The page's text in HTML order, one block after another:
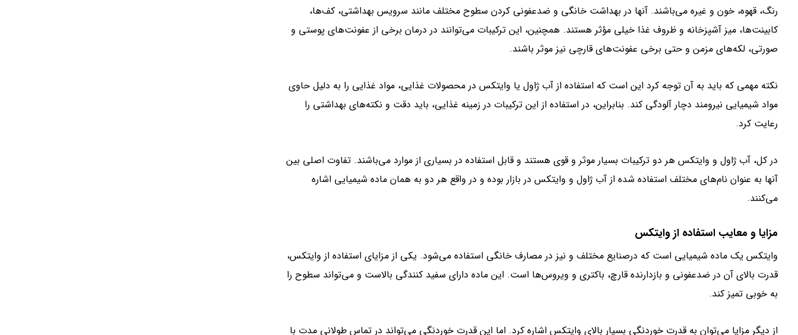
رنگ، قهوه، خون و غیره می‌باشند. آنها در بهداشت خانگی و ضدعفونی کردن سطوح مختلف مانند سرویس بهداشتی، کف‌ها،
کابینت‌ها، میز آشپزخانه و ظروف غذا خیلی مؤثر هستند. همچنین، این ترکیبات می‌توانند در درمان برخی از عفونت‌های پوستی و
صورتی، لکه‌های مزمن و حتی برخی عفونت‌های قارچی نیز موثر باشند.
نکته مهمی که باید به آن توجه کرد این است که استفاده از آب ژاول یا وایتکس در محصولات غذایی، مواد غذایی را به دلیل حاوی
مواد شیمیایی نیرومند دچار آلودگی کند. بنابراین، در استفاده از این ترکیبات در زمینه غذایی، باید دقت و نکته‌های بهداشتی را
رعایت کرد.
در کل، آب ژاول و وایتکس هر دو ترکیبات بسیار موثر و قوی هستند و قابل استفاده در بسیاری از موارد می‌باشند. تفاوت اصلی بین
آنها به عنوان نام‌های مختلف استفاده شده از آب ژاول و وایتکس در بازار بوده و در واقع هر دو به همان ماده شیمیایی اشاره
می‌کنند.
مزایا و معایب استفاده از وایتکس
وایتکس یک ماده شیمیایی است که درصنایع مختلف و نیز در مصارف خانگی استفاده می‌شود. یکی از مزایای استفاده از وایتکس،
قدرت بالای آن در ضدعفونی و بازدارنده قارچ، باکتری و ویروس‌ها است. این ماده دارای سفید کنندگی بالاست و می‌تواند سطوح را
به خوبی تمیز کند.
از دیگر مزایا می‌توان به قدرت خوردنگی بسیار بالای وایتکس اشاره کرد. اما این قدرت خوردنگی می‌تواند در تماس طولانی مدت با